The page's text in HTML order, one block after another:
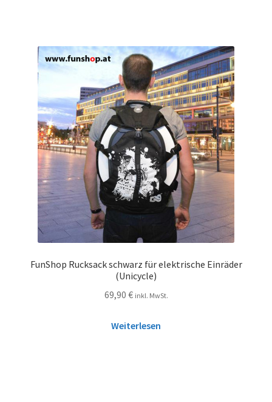
FunShop Rucksack schwarz für elektrische Einräder
(Unicycle)
69,90 € inkl. MwSt.
Weiterlesen